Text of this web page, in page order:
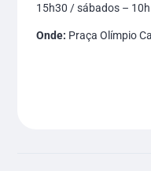
15h30 / sábados –
Onde: Praça Olímpio